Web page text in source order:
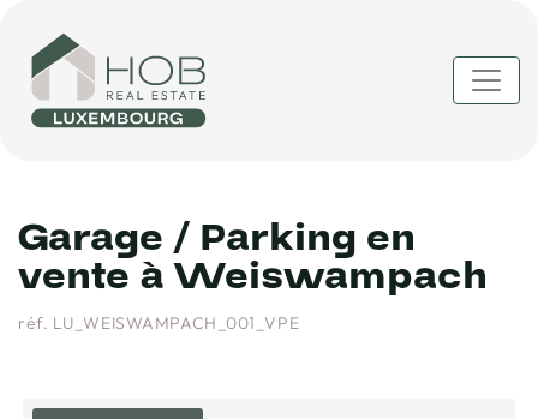
Garage / Parking en
vente à Weiswampach
réf. LU_WEISWAMPACH_001_VPE